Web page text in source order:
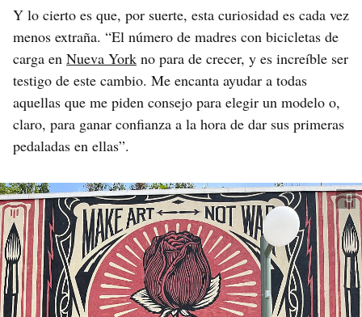
Y lo cierto es que, por suerte, esta curiosidad es cada vez
menos extraña. “El número de madres con bicicletas de
carga en Nueva York no para de crecer, y es increíble ser
testigo de este cambio. Me encanta ayudar a todas
aquellas que me piden consejo para elegir un modelo o,
claro, para ganar confianza a la hora de dar sus primeras
pedaladas en ellas”.